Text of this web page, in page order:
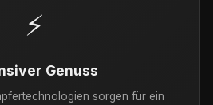
⚡
Genuss
sorgen für ein